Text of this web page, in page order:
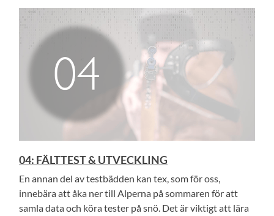
04: FÄLTTEST & UTVECKLING
En annan del av testbädden kan tex, som för oss,
innebära att åka ner till Alperna på sommaren för att
samla data och köra tester på snö. Det är viktigt att lära